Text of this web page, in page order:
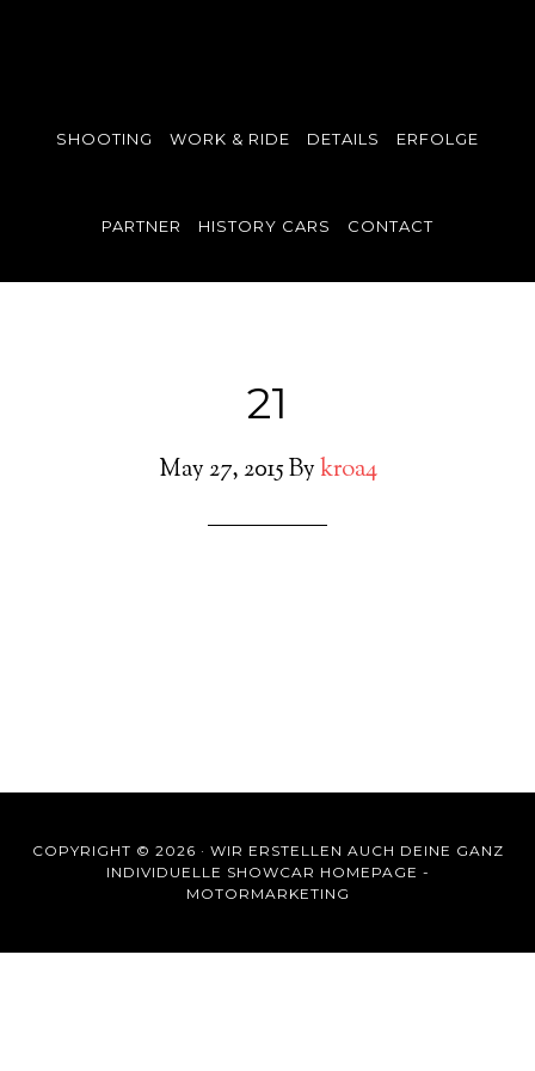
SHOOTING WORK & RIDE DETAILS ERFOLGE
PARTNER HISTORY CARS CONTACT
21
May 27, 2015Bykroa4
COPYRIGHT © 2026 · WIR ERSTELLEN AUCH DEINE GANZ
INDIVIDUELLE SHOWCAR HOMEPAGE -
MOTORMARKETING